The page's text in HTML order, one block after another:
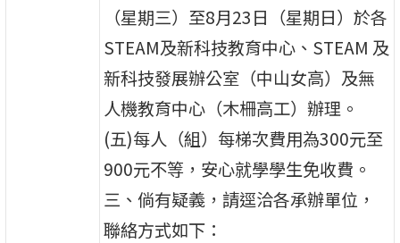
（星期三）至8月23日（星期日）於各
STEAM及新科技教育中心、STEAM 及
新科技發展辦公室（中山女高）及無
人機教育中心（木柵高工）辦理。
(五)每人（組）每梯次費用為300元至
900元不等，安心就學學生免收費。
三、倘有疑義，請逕洽各承辦單位，
聯絡方式如下：